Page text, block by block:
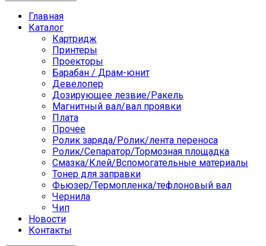
Главная
Каталог
Картридж
Принтеры
Проекторы
Барабан / Драм-юнит
Девелопер
Дозирующее лезвие/Ракель
Магнитный вал/вал проявки
Плата
Прочее
Ролик заряда/Ролик/лента переноса
Ролик/Сепаратор/Тормозная площадка
Смазка/Клей/Вспомогательные материалы
Тонер для заправки
Фьюзер/Термопленка/тефлоновый вал
Чернила
Чип
Новости
Контакты